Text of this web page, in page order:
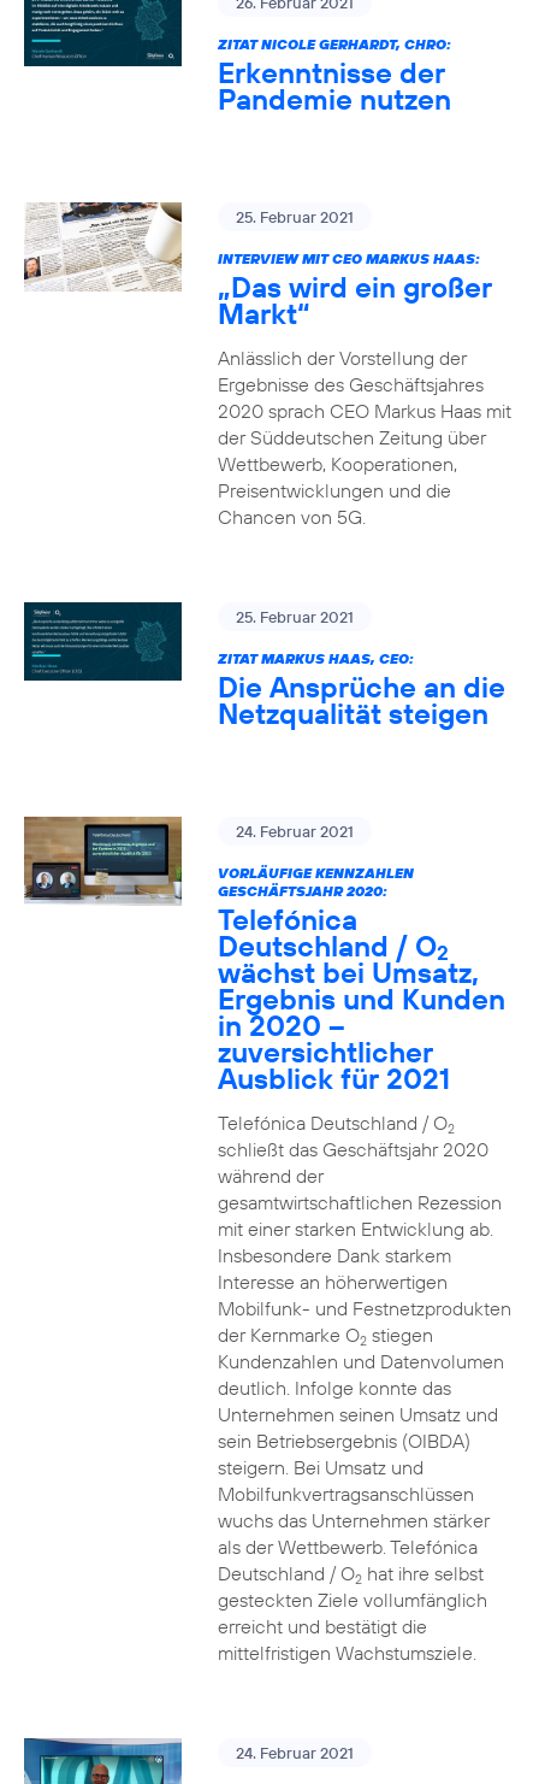
ZITAT NICOLE GERHARDT, CHRO:
Erkenntnisse der
Pandemie nutzen
25. Februar 2021
INTERVIEW MIT CEO MARKUS HAAS:
„Das wird ein großer
Markt“
Anlässlich der Vorstellung der
Ergebnisse des Geschäftsjahres
2020 sprach CEO Markus Haas mit
der Süddeutschen Zeitung über
Wettbewerb, Kooperationen,
Preisentwicklungen und die
Chancen von 5G.
25. Februar 2021
ZITAT MARKUS HAAS, CEO:
Die Ansprüche an die
Netzqualität steigen
24. Februar 2021
VORLÄUFIGE KENNZAHLEN
GESCHÄFTSJAHR 2020:
Telefónica
Deutschland / O2
wächst bei Umsatz,
Ergebnis und Kunden
in 2020 –
zuversichtlicher
Ausblick für 2021
Telefónica Deutschland / O2
schließt das Geschäftsjahr 2020
während der
gesamtwirtschaftlichen Rezession
mit einer starken Entwicklung ab.
Insbesondere Dank starkem
Interesse an höherwertigen
Mobilfunk- und Festnetzprodukten
der Kernmarke O2stiegen
Kundenzahlen und Datenvolumen
deutlich. Infolge konnte das
Unternehmen seinen Umsatz und
sein Betriebsergebnis (OIBDA)
steigern. Bei Umsatz und
Mobilfunkvertragsanschlüssen
wuchs das Unternehmen stärker
als der Wettbewerb. Telefónica
Deutschland / O2hat ihre selbst
gesteckten Ziele vollumfänglich
erreicht und bestätigt die
mittelfristigen Wachstumsziele.
24. Februar 2021